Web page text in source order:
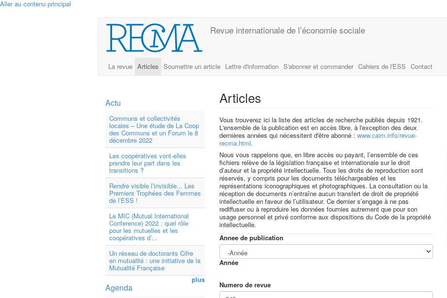
Aller au contenu principal
Revue internationale de l’économie sociale
La revue Articles Soumettre un article Lettre d'information S'abonner et commander Cahiers de l'ESS Contact
Actu
Communs et collectivités
locales – Une étude de La Coop
des Communs et un Forum le 8
décembre 2022
Les coopératives vont-elles
prendre leur part dans les
transitions ?
Rendre visible l’invisible... Les
Premiers Trophées des Femmes
de l’ESS !
Le MIC (Mutual International
Conference) 2022 : quel rôle
pour les mutuelles et les
coopératives d’...
Un réseau de doctorants Cifre
en mutualité : une initiative de la
Mutualité Française
plus
Agenda
Articles
Vous trouverez ici la liste des articles de recherche publiés depuis 1921.
L'ensemble de la publication est en accès libre, à l'exception des deux
dernières années qui nécessitent d'être abonné : www.cairn.info/revue-
recma.html.
Nous vous rappelons que, en libre accès ou payant, l’ensemble de ces
fichiers relève de la législation française et internationale sur le droit
d’auteur et la propriété intellectuelle. Tous les droits de reproduction sont
réservés, y compris pour les documents téléchargeables et les
représentations iconographiques et photographiques. La consultation ou la
réception de documents n’entraîne aucun transfert de droit de propriété
intellectuelle en faveur de l’utilisateur. Ce dernier s’engage à ne pas
rediffuser ou à reproduire les données fournies autrement que pour son
usage personnel et privé conforme aux dispositions du Code de la propriété
intellectuelle.
Annee de publication
Année
Numero de revue